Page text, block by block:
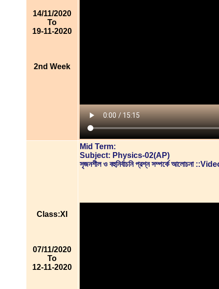
14/11/2020
To
19-11-2020
2nd Week
Class:XI
07/11/2020
To
12-11-2020
Mid Term:
Subject: Physics-02(AP)
সৃজনশীল ও বহুনির্বাচনি প্রশ্ন সম্পর্কে আলোচনা